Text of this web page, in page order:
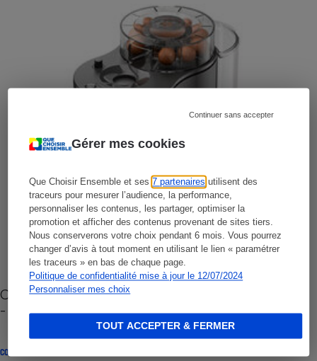
Gérer mes cookies
Que Choisir Ensemble et ses7 partenaires utilisent des
traceurs pour mesurer l’audience, la performance,
personnaliser les contenus, les partager, optimiser la
promotion et afficher des contenus provenant de sites tiers.
Nous conserverons votre choix pendant 6 mois. Vous pourrez
changer d’avis à tout moment en utilisant le lien « paramétrer
les traceurs » en bas de chaque page.
Politique de confidentialité mise à jour le 12/07/2024
Personnaliser mes choix
Continuer sans accepter
TOUT ACCEPTER & FERMER
Cafetière à capsules zéro déchet CoffeeB (vidéo)
- Premières impressions
CONSEILS